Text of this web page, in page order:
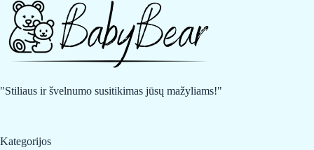
"Stiliaus ir švelnumo susitikimas jūsų mažyliams!"
Kategorijos